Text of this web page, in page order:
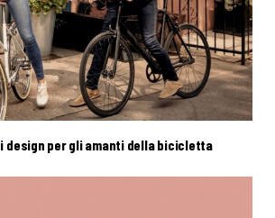
design per gli amanti della bicicletta